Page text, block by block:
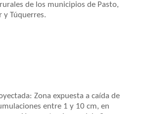
de los municipios de Pasto,
y Túquerres.
Zona expuesta a caída de
entre 1 y 10 cm, en